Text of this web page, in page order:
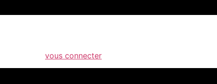
vous connecter